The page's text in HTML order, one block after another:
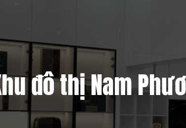
đô thị Nam